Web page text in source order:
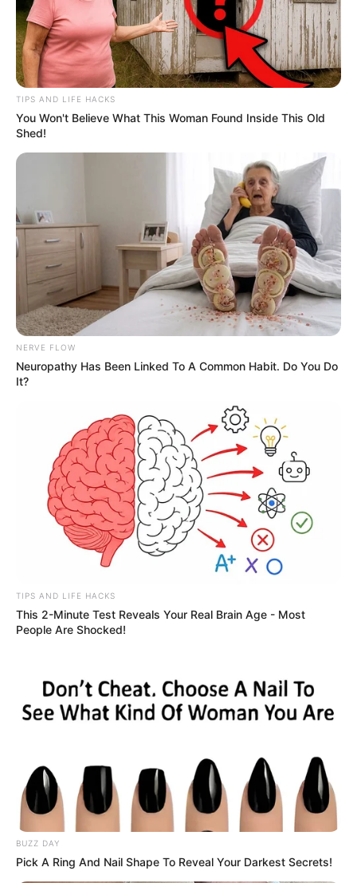
TIPS AND LIFE HACKS
You Won't Believe What This Woman Found Inside This Old
Shed!
NERVE FLOW
Neuropathy Has Been Linked To A Common Habit. Do You Do
It?
TIPS AND LIFE HACKS
This 2-Minute Test Reveals Your Real Brain Age - Most
People Are Shocked!
BUZZ DAY
Pick A Ring And Nail Shape To Reveal Your Darkest Secrets!